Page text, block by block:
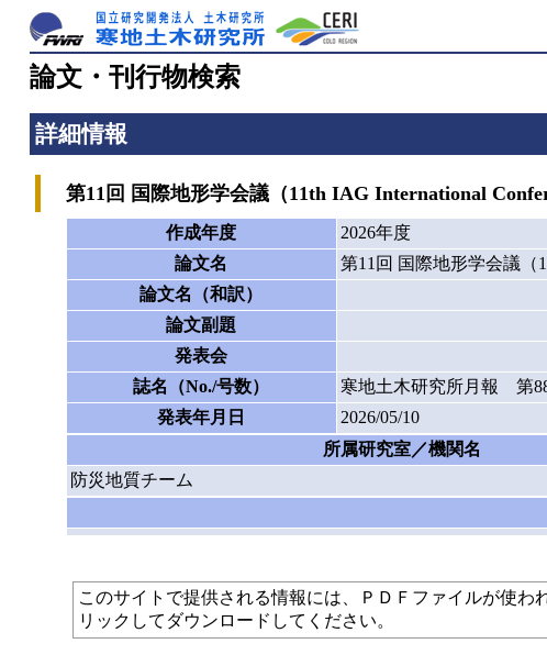
論文・刊行物検索
詳細情報
第11回 国際地形学会議（11th IAG International
作成年度
2026年度
論文名
第11回 国際地形学会議（
論文名（和訳）
論文副題
発表会
誌名（No./号数）
寒地土木研究所月報 第
発表年月日
2026/05/10
所属研究室／機関名
防災地質チーム
このサイトで提供される情報には、ＰＤＦファイルが使わ
リックしてダウンロードしてください。